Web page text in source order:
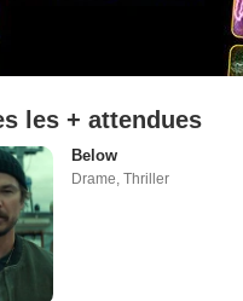
les + attendues
Below
Drame Thriller